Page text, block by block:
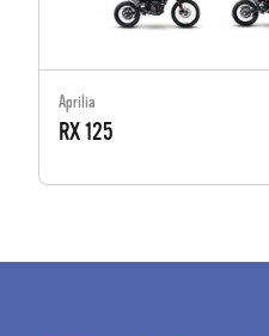
Aprilia
RX 125